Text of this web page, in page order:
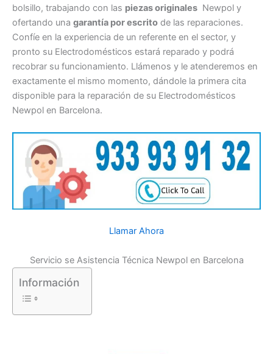
bolsillo, trabajando con las piezas originales Newpol y
ofertando una garantía por escrito de las reparaciones.
Confíe en la experiencia de un referente en el sector, y
pronto su Electrodomésticos estará reparado y podrá
recobrar su funcionamiento. Llámenos y le atenderemos en
exactamente el mismo momento, dándole la primera cita
disponible para la reparación de su Electrodomésticos
Newpol en Barcelona.
Llamar Ahora
Servicio se Asistencia Técnica Newpol en Barcelona
Información